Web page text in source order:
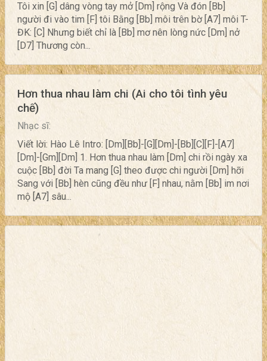
Tôi xin [G] dâng vòng tay mở [Dm] rộng Và đón [Bb]
người đi vào tim [F] tôi Bằng [Bb] môi trên bờ [A7] môi T-
ĐK: [C] Nhưng biết chỉ là [Bb] mơ nên lòng nức [Dm] nở
[D7] Thương còn...
Hơn thua nhau làm chi (Ai cho tôi tình yêu
chế)
Nhạc sĩ:
Viết lời: Hào Lê Intro: [Dm][Bb]-[G][Dm]-[Bb][C][F]-[A7]
[Dm]-[Gm][Dm] 1. Hơn thua nhau làm [Dm] chi rồi ngày xa
cuộc [Bb] đời Ta mang [G] theo được chi người [Dm] hỡi
Sang với [Bb] hèn cũng đều như [F] nhau, nằm [Bb] im nơi
mộ [A7] sâu...